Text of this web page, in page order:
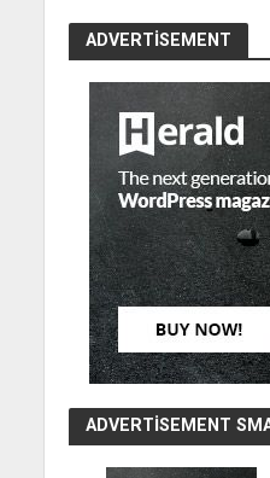
ADVERTISEMENT
ADVERTISEMENT